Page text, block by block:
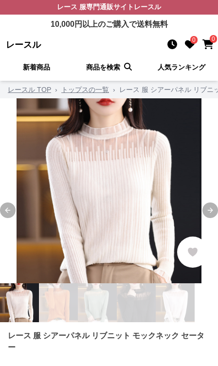
レース 服専門通販サイト レースル
10,000円以上のご購入で送料無料
レースル 0 0
新着商品 商品を検索 人気ランキング
レースル TOP › トップスの一覧 › レース 服 シアーパネル リブニ
Previous slide
レース 服 シアーパネル リブニット モックネック セータ
ー